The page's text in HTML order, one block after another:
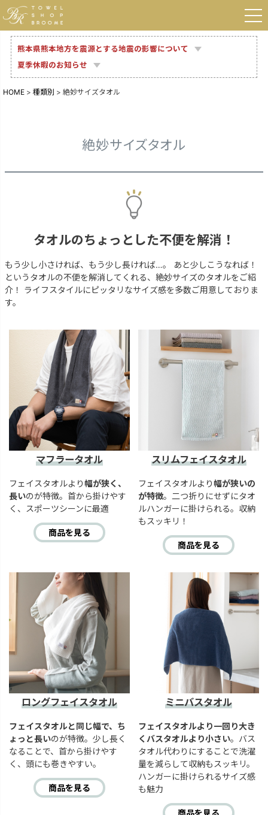
熊本県熊本地方を震源とする地震の影響について
夏季休暇のお知らせ
HOME 種類別 絶妙サイズタオル
絶妙サイズタオル
タオルのちょっとした不便を解消！
もう少し小さければ、もう少し長ければ…。 あと少しこうなれば！
というタオルの不便を解消してくれる、絶妙サイズのタオルをご紹
介！ ライフスタイルにピッタリなサイズ感を多数ご用意しておりま
す。
マフラータオル
フェイスタオルより幅が狭く、
長いのが特徴。首から掛けやす
く、スポーツシーンに最適
商品を見る
スリムフェイスタオル
フェイスタオルより幅が狭いの
が特徴。二つ折りにせずにタオ
ルハンガーに掛けられる。収納
もスッキリ！
商品を見る
ロングフェイスタオル
フェイスタオルと同じ幅で、ち
ょっと長いのが特徴。少し長く
なることで、首から掛けやす
く、頭にも巻きやすい。
商品を見る
ミニバスタオル
フェイスタオルより一回り大き
くバスタオルより小さい。バス
タオル代わりにすることで洗濯
量を減らして収納もスッキリ。
ハンガーに掛けられるサイズ感
も魅力
商品を見る